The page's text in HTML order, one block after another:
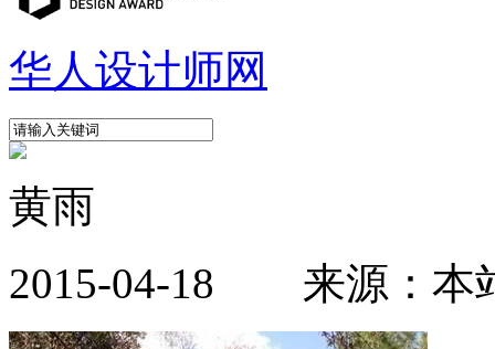
华人设计师网
黄雨
2015-04-18 来源：